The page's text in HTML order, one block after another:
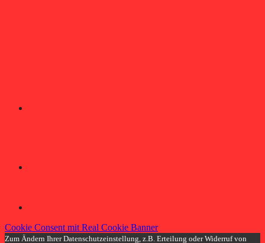
Cookie Consent mit Real Cookie Banner
Zum Ändern Ihrer Datenschutzeinstellung, z.B. Erteilung oder Widerruf von